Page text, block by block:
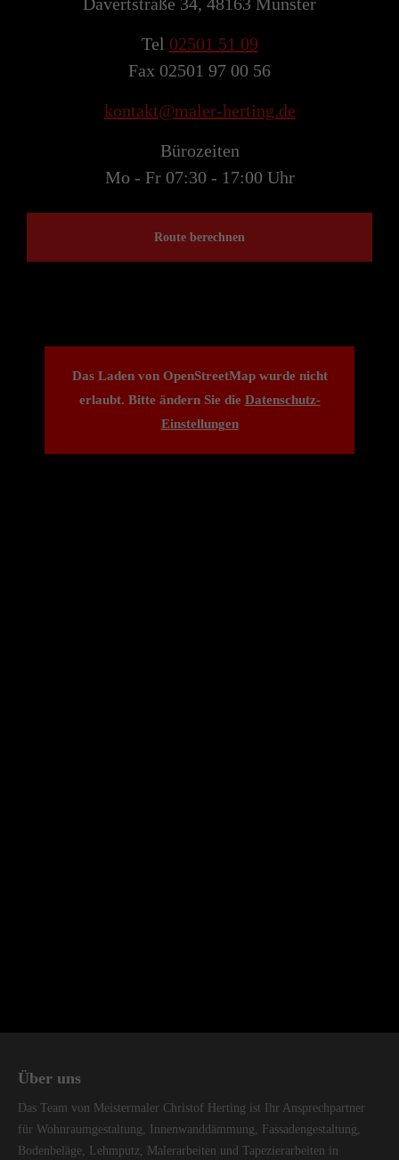
Tel 02501 51 09
Fax 02501 97 00 56
kontakt@maler-herting.de
Bürozeiten
Mo - Fr 07:30 - 17:00 Uhr
Route berechnen
Das Laden von OpenStreetMap wurde nicht
erlaubt. Bitte ändern Sie die Datenschutz-
Einstellungen
Über uns
Das Team von Meistermaler Christof Herting ist Ihr Ansprechpartner
für Wohnraumgestaltung, Innenwanddämmung, Fassadengestaltung,
Bodenbeläge, Lehmputz, Malerarbeiten und Tapezierarbeiten in